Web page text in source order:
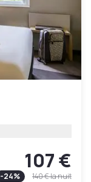
107 €
-24% 140 €la nuit